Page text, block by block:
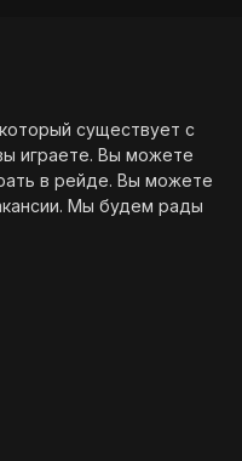
существует с
играете. Вы можете
в рейде. Вы можете
. Мы будем рады